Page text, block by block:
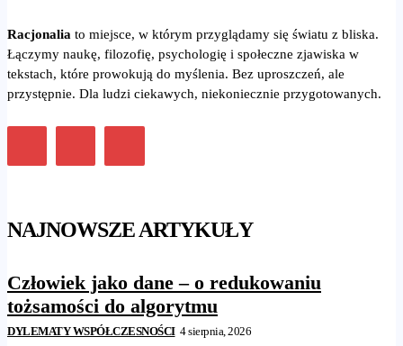
Racjonalia to miejsce, w którym przyglądamy się światu z bliska.
Łączymy naukę, filozofię, psychologię i społeczne zjawiska w
tekstach, które prowokują do myślenia. Bez uproszczeń, ale
przystępnie. Dla ludzi ciekawych, niekoniecznie przygotowanych.
NAJNOWSZE ARTYKUŁY
Człowiek jako dane – o redukowaniu
tożsamości do algorytmu
DYLEMATY WSPÓŁCZESNOŚCI 4 sierpnia, 2026